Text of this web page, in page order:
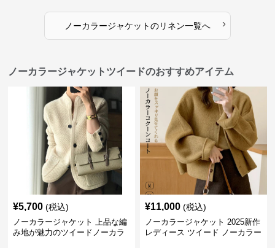
ノーカラージャケットのリネン一覧へ ›
ノーカラージャケットツイードのおすすめアイテム
¥5,700 (税込)
ノーカラージャケット 上品な編
み地が魅力のツイードノーカラ
¥11,000 (税込)
ノーカラージャケット 2025新作
レディース ツイード ノーカラー